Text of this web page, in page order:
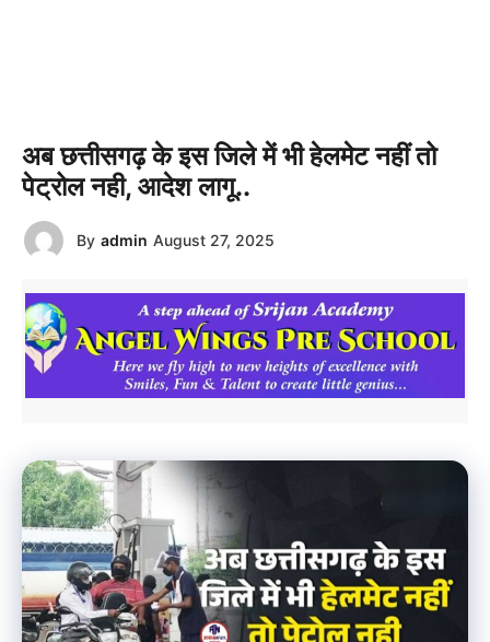
अब छत्तीसगढ़ के इस जिले में भी हेलमेट नहीं तो
पेट्रोल नही, आदेश लागू..
By admin August 27, 2025